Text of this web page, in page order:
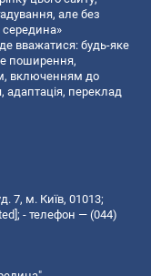
але без
середина»
вважатися: будь-яке
поширення,
включенням до
адаптація, переклад
7, м. Київ, 01013;
; - телефон — (044)